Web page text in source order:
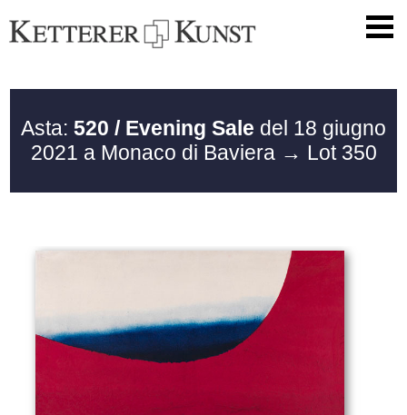
Asta: 520 / Evening Sale del 18 giugno
2021 a Monaco di Baviera → Lot 350